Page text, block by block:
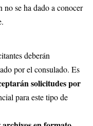
no se ha dado a conocer
deberán
por el consulado. Es
solicitudes por
para este tipo de